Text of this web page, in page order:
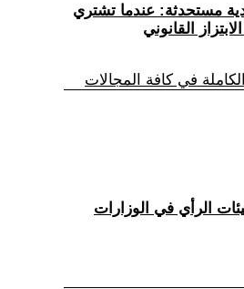
مستحدثة: عندما تشتري
القانوني
في كافة المجالات
الرأي في الوزارات